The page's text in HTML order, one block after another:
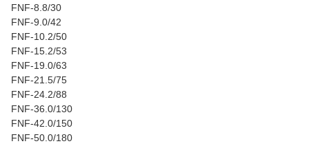
FNF-8.8/30
FNF-9.0/42
FNF-10.2/50
FNF-15.2/53
FNF-19.0/63
FNF-21.5/75
FNF-24.2/88
FNF-36.0/130
FNF-42.0/150
FNF-50.0/180